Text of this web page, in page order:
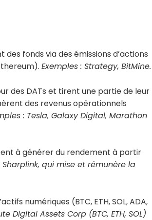
des fonds via des émissions d’actions
Exemples : Strategy, BitMine.
des DATs et tirent une partie de leur
des revenus opérationnels
: Tesla, Galaxy Digital, Marathon
à générer du rendement à partir
Sharplink, qui mise et rémunère la
numériques (BTC, ETH, SOL, ADA,
Digital Assets Corp (BTC, ETH, SOL)